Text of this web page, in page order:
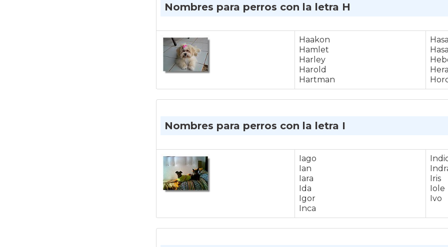
Nombres para perros con la letra H
Haakon
Hamlet
Harley
Harold
Hartman
Hasa
Hera
Nombres para perros con la letra I
Iago
Ian
Iara
Ida
Igor
Inca
Iris
Iole
Ivo